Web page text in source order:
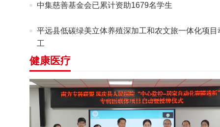
中集慈善基金会已累计资助1679名学生
平远县低碳绿美立体养殖深加工和农文旅一体化项目
工
健康医疗